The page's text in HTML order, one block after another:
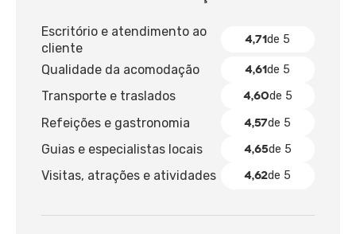
Escritório e atendimento ao
cliente
4,71de 5
Qualidade da acomodação 4,61de 5
Transporte e traslados 4,60de 5
Refeições e gastronomia 4,57de 5
Guias e especialistas locais 4,65de 5
Visitas, atrações e atividades 4,62de 5